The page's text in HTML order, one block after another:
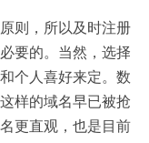
则，所以及时注册
要的。当然，选择
个人喜好来定。数
样的域名早已被抢
更直观，也是目前